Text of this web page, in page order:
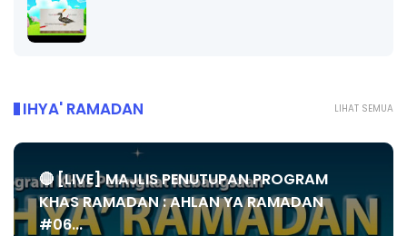
LIHAT SEMUA
IHYA' RAMADAN
🔴 [LIVE] MAJLIS PENUTUPAN PROGRAM
KHAS RAMADAN : AHLAN YA RAMADAN
#06...